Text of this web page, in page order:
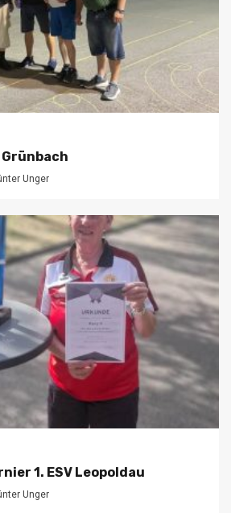
Unger
1. ESV Leopoldau
Unger